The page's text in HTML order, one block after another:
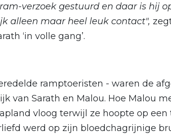
verzoek gestuurd en daar is hij
alleen maar heel leuk contact",
‘in volle gang’.
ramptoeristen - waren de
van Sarath en Malou. Hoe Malou
vloog terwijl ze hoopte op
werd op zijn bloedchagrijnige